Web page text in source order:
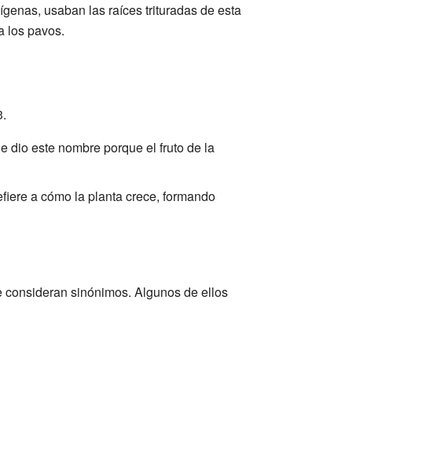
usaban las raíces trituradas de esta
los pavos.
dio este nombre porque el fruto de la
a cómo la planta crece, formando
sinónimos. Algunos de ellos